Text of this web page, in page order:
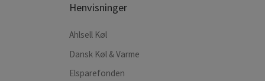
Henvisninger
Ahlsell Køl
Dansk Køl & Varme
Elsparefonden